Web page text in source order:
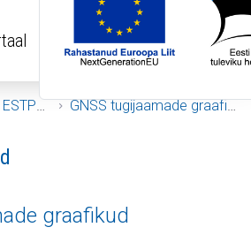
ESTPOS GNSS tugijaamade graafikud
graafikud